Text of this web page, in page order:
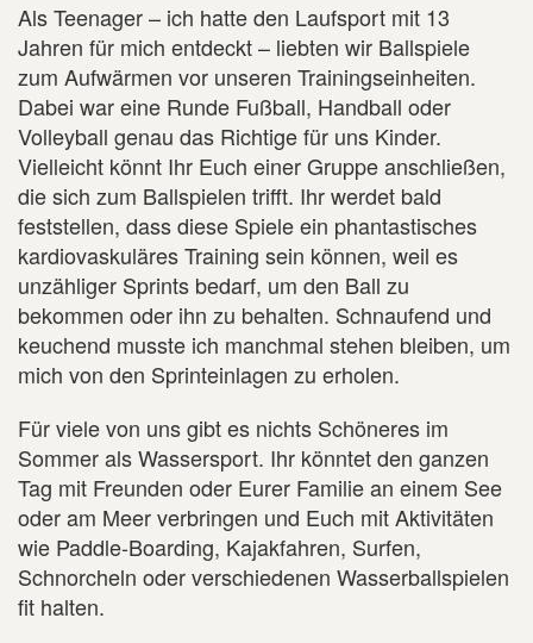
Als Teenager – ich hatte den Laufsport mit 13
Jahren für mich entdeckt – liebten wir Ballspiele
zum Aufwärmen vor unseren Trainingseinheiten.
Dabei war eine Runde Fußball, Handball oder
Volleyball genau das Richtige für uns Kinder.
Vielleicht könnt Ihr Euch einer Gruppe anschließen,
die sich zum Ballspielen trifft. Ihr werdet bald
feststellen, dass diese Spiele ein phantastisches
kardiovaskuläres Training sein können, weil es
unzähliger Sprints bedarf, um den Ball zu
bekommen oder ihn zu behalten. Schnaufend und
keuchend musste ich manchmal stehen bleiben, um
mich von den Sprinteinlagen zu erholen.
Für viele von uns gibt es nichts Schöneres im
Sommer als Wassersport. Ihr könntet den ganzen
Tag mit Freunden oder Eurer Familie an einem See
oder am Meer verbringen und Euch mit Aktivitäten
wie Paddle-Boarding, Kajakfahren, Surfen,
Schnorcheln oder verschiedenen Wasserballspielen
fit halten.